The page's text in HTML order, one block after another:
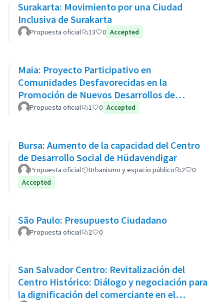
Surakarta: Movimiento por una Ciudad
Inclusiva de Surakarta
Propuesta oficial 13 0 Accepted
Maia: Proyecto Participativo en
Comunidades Desfavorecidas en la
Promoción de Nuevos Desarrollos de
Vivienda Pública
Propuesta oficial 1 0 Accepted
Bursa: Aumento de la capacidad del Centro
de Desarrollo Social de Hüdavendigar
Propuesta oficial Urbanismo y espacio público 2
0
Accepted
São Paulo: Presupuesto Ciudadano
Propuesta oficial 2 0
San Salvador Centro: Revitalización del
Centro Histórico: Diálogo y negociación para
la dignificación del comerciante en el